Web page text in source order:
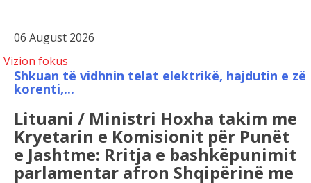
06 August 2026
Vizion fokus
Shkuan të vidhnin telat elektrikë, hajdutin e zë
korenti,...
Lituani / Ministri Hoxha takim me
Kryetarin e Komisionit për Punët
e Jashtme: Rritja e bashkëpunimit
parlamentar afron Shqipërinë me